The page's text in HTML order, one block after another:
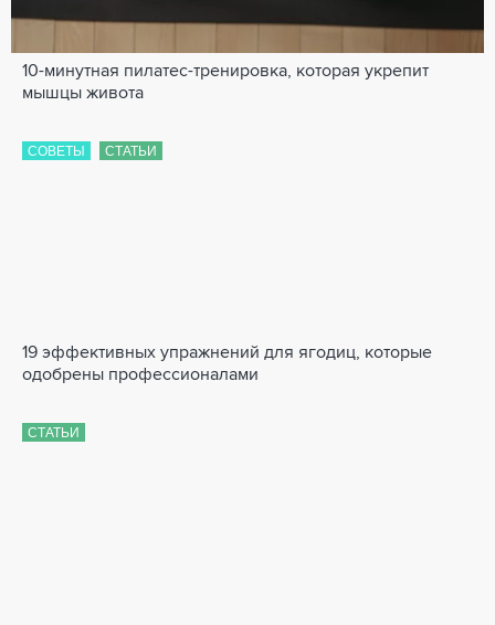
10-минутная пилатес-тренировка, которая укрепит
мышцы живота
СОВЕТЫ СТАТЬИ
19 эффективных упражнений для ягодиц, которые
одобрены профессионалами
СТАТЬИ